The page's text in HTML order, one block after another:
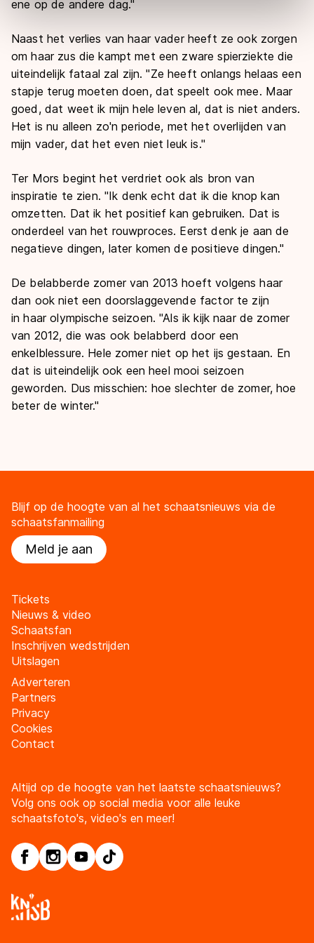
Door op ‘Toestaan’ te klikken, stemt u in met deze
ene op de andere dag."
Naast het verlies van haar vader heeft ze ook zorgen
om haar zus die kampt met een zware spierziekte die
uiteindelijk fataal zal zijn. "Ze heeft onlangs helaas een
stapje terug moeten doen, dat speelt ook mee. Maar
goed, dat weet ik mijn hele leven al, dat is niet anders.
Het is nu alleen zo'n periode, met het overlijden van
mijn vader, dat het even niet leuk is."
Ter Mors begint het verdriet ook als bron van
inspiratie te zien. "Ik denk echt dat ik die knop kan
omzetten. Dat ik het positief kan gebruiken. Dat is
onderdeel van het rouwproces. Eerst denk je aan de
negatieve dingen, later komen de positieve dingen."
De belabberde zomer van 2013 hoeft volgens haar
dan ook niet een doorslaggevende factor te zijn
in haar olympische seizoen. "Als ik kijk naar de zomer
van 2012, die was ook belabberd door een
enkelblessure. Hele zomer niet op het ijs gestaan. En
dat is uiteindelijk ook een heel mooi seizoen
geworden. Dus misschien: hoe slechter de zomer, hoe
beter de winter."
Blijf op de hoogte van al het schaatsnieuws via de
schaatsfanmailing
Meld je aan
Tickets
Nieuws & video
Schaatsfan
Inschrijven wedstrijden
Uitslagen
Adverteren
Partners
Privacy
Cookies
Contact
Altijd op de hoogte van het laatste schaatsnieuws?
Volg ons ook op social media voor alle leuke
schaatsfoto's, video's en meer!